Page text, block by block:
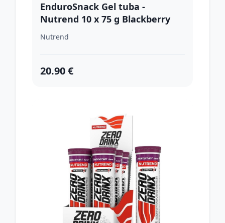
EnduroSnack Gel tuba -
Nutrend 10 x 75 g Blackberry
Nutrend
20.90 €